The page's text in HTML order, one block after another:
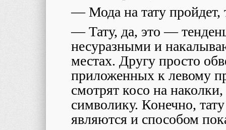
— Мода на тату пройдет,
— Тату, да, это —
несуразными и
местах. Другу просто
приложенных к левому
смотрят косо на
символику. Конечно,
являются и способом